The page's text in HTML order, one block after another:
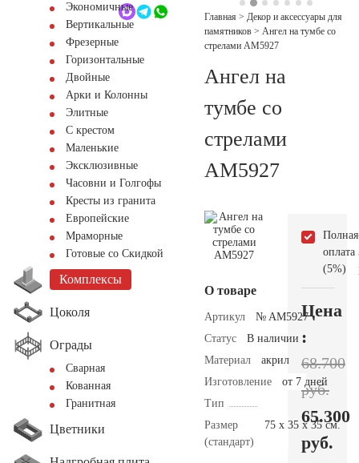
Обратный звонокЭкономичные
Вертикальные
Фрезерные
Горизонтальные
Двойные
Арки и Колонны
Элитные
С крестом
Маленькие
Эксклюзивные
Часовни и Голгофы
Кресты из гранита
Европейские
Мраморные
Готовые со Скидкой
Комплексы
Цоколя
Ограды
Сварная
Кованная
Гранитная
Цветники
Главная > Декор и аксессуары для
памятников > Ангел на тумбе со
стрелами AM5927
Ангел на
тумбе со
стрелами
AM5927
О товаре
Артикул
№ AM5927
Статус
В наличии
Материал
акрил
Изготовление
от 7 дней
Тип
Размер
(стандарт)
75 х 35 х 35 см.
Полная
оплата
(5%)
Цена
:
68.700
руб.
65.300
руб.